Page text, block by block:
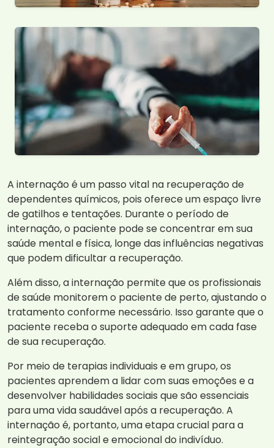
A internação é um passo vital na recuperação de
dependentes químicos, pois oferece um espaço livre
de gatilhos e tentações. Durante o período de
internação, o paciente pode se concentrar em sua
saúde mental e física, longe das influências negativas
que podem dificultar a recuperação.
Além disso, a internação permite que os profissionais
de saúde monitorem o paciente de perto, ajustando o
tratamento conforme necessário. Isso garante que o
paciente receba o suporte adequado em cada fase
de sua recuperação.
Por meio de terapias individuais e em grupo, os
pacientes aprendem a lidar com suas emoções e a
desenvolver habilidades sociais que são essenciais
para uma vida saudável após a recuperação. A
internação é, portanto, uma etapa crucial para a
reintegração social e emocional do indivíduo.